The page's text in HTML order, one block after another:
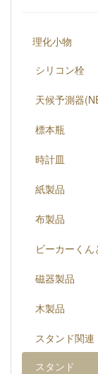
理化小物
シリコン栓
天候予測器
標本瓶
時計皿
紙製品
布製品
ビーカーく
磁器製品
木製品
スタンド関連
スタンド